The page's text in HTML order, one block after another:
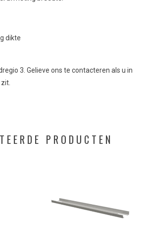
dikte
3. Gelieve ons te contacteren als u in
PRODUCTEN